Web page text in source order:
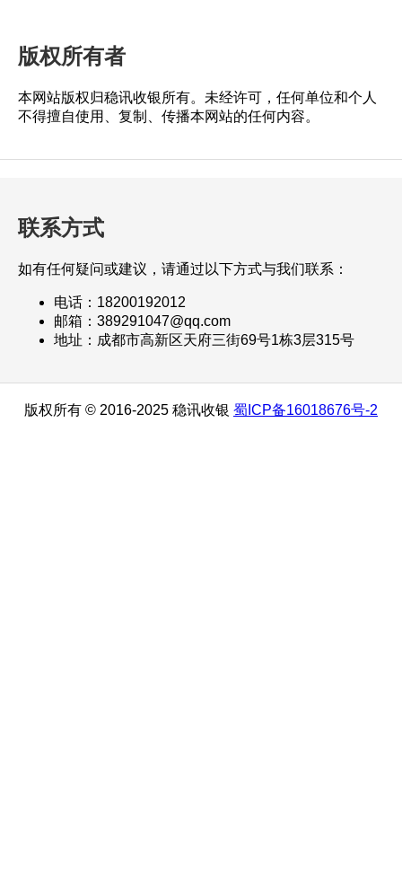
版权所有者
本网站版权归稳讯收银所有。未经许可，任何单位和个人
不得擅自使用、复制、传播本网站的任何内容。
联系方式
如有任何疑问或建议，请通过以下方式与我们联系：
电话：18200192012
邮箱：389291047@qq.com
地址：成都市高新区天府三街69号1栋3层315号
版权所有 © 2016-2025 稳讯收银 蜀ICP备16018676号-2